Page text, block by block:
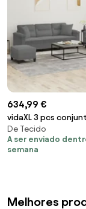
634,99 €
vidaXL 3 pcs
almofadas
escuro
De Tecido
A ser enviado
semana
Melhores